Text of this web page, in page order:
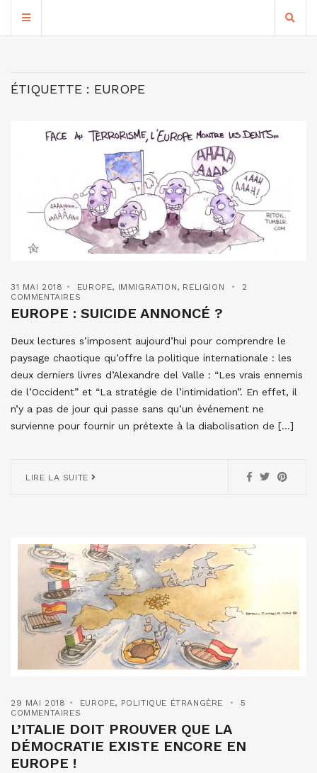
ÉTIQUETTE : EUROPE
31 MAI 2018 EUROPE, IMMIGRATION, RELIGION
2
COMMENTAIRES
EUROPE : SUICIDE ANNONCÉ ?
Deux lectures s’imposent aujourd’hui pour comprendre le
paysage chaotique qu’offre la politique internationale : les
deux derniers livres d’Alexandre del Valle : “Les vrais ennemis
de l’Occident” et “La stratégie de l’intimidation”. En effet, il
n’y a pas de jour qui passe sans qu’un événement ne
survienne pour fournir un prétexte à la diabolisation de […]
LIRE LA SUITE
29 MAI 2018 EUROPE, POLITIQUE ÉTRANGÈRE
5
COMMENTAIRES
L’ITALIE DOIT PROUVER QUE LA
DÉMOCRATIE EXISTE ENCORE EN
EUROPE !